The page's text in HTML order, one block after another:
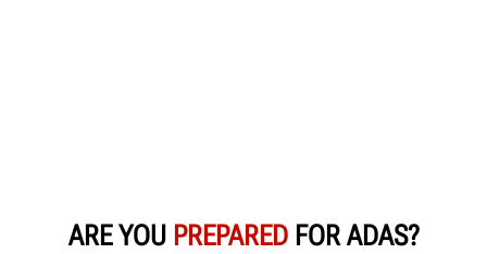
ARE YOU PREPAREDFOR ADAS?